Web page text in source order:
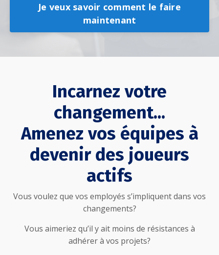
Je veux savoir comment le faire
maintenant
Incarnez votre
changement...
Amenez vos équipes à
devenir des joueurs
actifs
Vous voulez que vos employés s’impliquent dans vos
changements?
Vous aimeriez qu’il y ait moins de résistances à
adhérer à vos projets?